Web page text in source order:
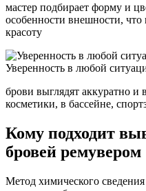
мастер подбирает форму и
особенности внешности,
красоту
Уверенность в любой
брови выглядят аккуратно и
косметики, в бассейне,
Кому подходит
бровей ремувером
Метод химического сведения